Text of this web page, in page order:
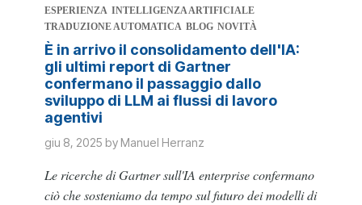
ESPERIENZA INTELLIGENZA ARTIFICIALE
TRADUZIONE AUTOMATICA BLOG NOVITÀ
È in arrivo il consolidamento dell'IA:
gli ultimi report di Gartner
confermano il passaggio dallo
sviluppo di LLM ai flussi di lavoro
agentivi
giu 8, 2025 by Manuel Herranz
Le ricerche di Gartner sull'IA enterprise confermano
ciò che sosteniamo da tempo sul futuro dei modelli di